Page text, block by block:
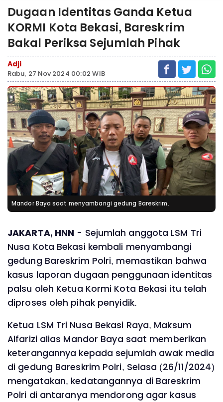
Dugaan Identitas Ganda Ketua
KORMI Kota Bekasi, Bareskrim
Bakal Periksa Sejumlah Pihak
Adji
Rabu, 27 Nov 2024 00:02 WIB
Mandor Baya saat menyambangi gedung Bareskrim.
JAKARTA, HNN - Sejumlah anggota LSM Tri
Nusa Kota Bekasi kembali menyambangi
gedung Bareskrim Polri, memastikan bahwa
kasus laporan dugaan penggunaan identitas
palsu oleh Ketua Kormi Kota Bekasi itu telah
diproses oleh pihak penyidik.
Ketua LSM Tri Nusa Bekasi Raya, Maksum
Alfarizi alias Mandor Baya saat memberikan
keterangannya kepada sejumlah awak media
di gedung Bareskrim Polri, Selasa (26/11/2024)
mengatakan, kedatangannya di Bareskrim
Polri di antaranya mendorong agar kasus